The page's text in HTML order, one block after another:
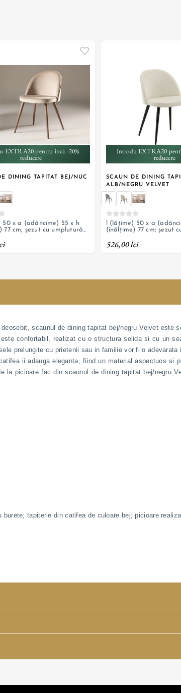
EXTRA20 pentru încă -20%
reducere
DINING TAPITAT BEJ/NUC
+ 6
50 x a (adâncime) 55 x h
77 cm; șezut cu umplutură
oțel cu decor de culoare
Introdu EXTRA20
reducere
SCAUN DE DINING
ALB/NEGRU VELVET
+ 6
l (lățime) 50 x a
(înălțime) 77 cm; șezut
picioare din oțel cu
526,00 lei
scaunul de dining tapitat bej/negru Velvet este
confortabil, realizat cu o structura solida si cu un
prelungite cu prietenii sau in familie vor fi o adevarata
ii adauga eleganta, fiind un material aspectuos si
picioare fac din scaunul de dining tapitat bej/negru
tapiterie din catifea de culoare bej; picioare